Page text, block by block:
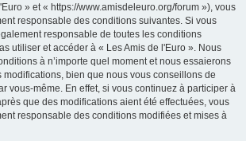
» et « https://www.amisdeleuro.org/forum »), vous
responsable des conditions suivantes. Si vous
responsable de toutes les conditions
utiliser et accéder à « Les Amis de l'Euro ». Nous
à n’importe quel moment et nous essaierons
modifications, bien que nous vous conseillons de
vous-même. En effet, si vous continuez à participer à
que des modifications aient été effectuées, vous
responsable des conditions modifiées et mises à